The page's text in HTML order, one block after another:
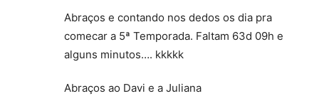
Abraços e contando nos dedos os dia pra
comecar a 5ª Temporada. Faltam 63d 09h e
alguns minutos…. kkkkk
Abraços ao Davi e a Juliana